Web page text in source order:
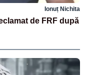
Ionuț Nichita
de FRF după